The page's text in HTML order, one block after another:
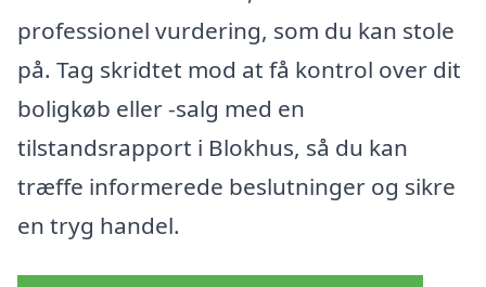
professionel vurdering, som du kan stole
på. Tag skridtet mod at få kontrol over dit
boligkøb eller -salg med en
tilstandsrapport i Blokhus, så du kan
træffe informerede beslutninger og sikre
en tryg handel.